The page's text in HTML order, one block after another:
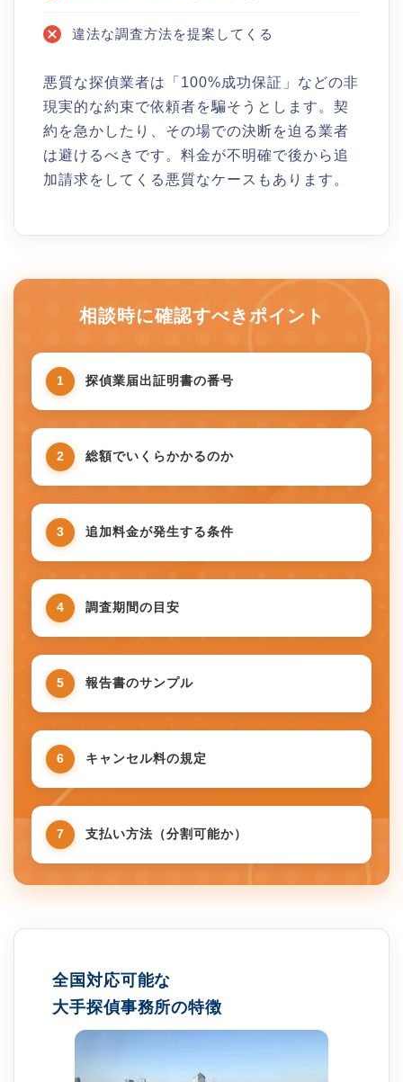
違法な調査方法を提案してくる
悪質な探偵業者は「100%成功保証」などの非
現実的な約束で依頼者を騙そうとします。契
約を急かしたり、その場での決断を迫る業者
は避けるべきです。料金が不明確で後から追
加請求をしてくる悪質なケースもあります。
相談時に確認すべきポイント
1 探偵業届出証明書の番号
2 総額でいくらかかるのか
3 追加料金が発生する条件
4 調査期間の目安
5 報告書のサンプル
6 キャンセル料の規定
7 支払い方法（分割可能か）
全国対応可能な
大手探偵事務所の特徴